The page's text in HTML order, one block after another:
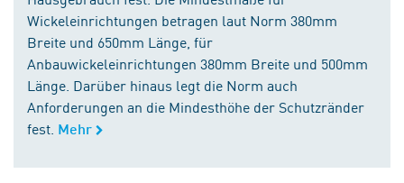
Wickeleinrichtungen betragen laut Norm 380mm
Breite und 650mm Länge, für
Anbauwickeleinrichtungen 380mm Breite und 500mm
Länge. Darüber hinaus legt die Norm auch
Anforderungen an die Mindesthöhe der Schutzränder
fest. Mehr